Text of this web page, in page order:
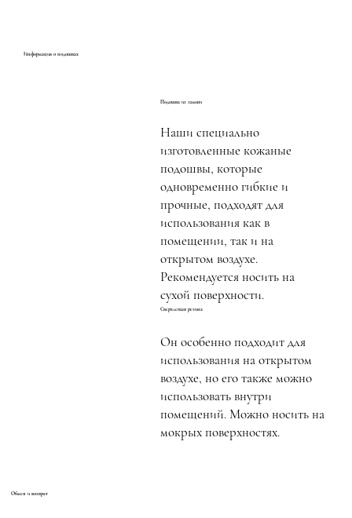
Информация о подошвах
Подошва из замши
Сверхлегкая резина
Обмен и возврат
Он особенно подходит для
использования на открытом
воздухе, но его также можно
использовать внутри
помещений. Можно носить на
мокрых поверхностях.
Наши специально
изготовленные кожаные
подошвы, которые
одновременно гибкие и
прочные, подходят для
использования как в
помещении, так и на
открытом воздухе.
Рекомендуется носить на
сухой поверхности.